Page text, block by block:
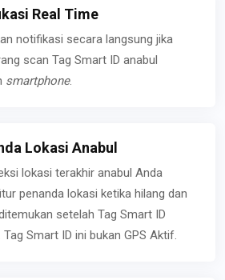
Real Time
notifikasi secara langsung jika
scan Tag Smart ID anabul
smartphone.
Lokasi Anabul
lokasi terakhir anabul Anda
penanda lokasi ketika hilang dan
setelah Tag Smart ID
Tag Smart ID ini bukan GPS Aktif.